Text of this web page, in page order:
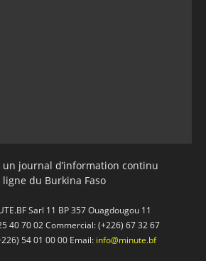
journal d’information continu
ligne du Burkina Faso
Sarl 11 BP 357 Ouagdougou 11
40 70 02 Commercial: (+226) 67 32 67
54 01 00 00 Email: info@minute.bf